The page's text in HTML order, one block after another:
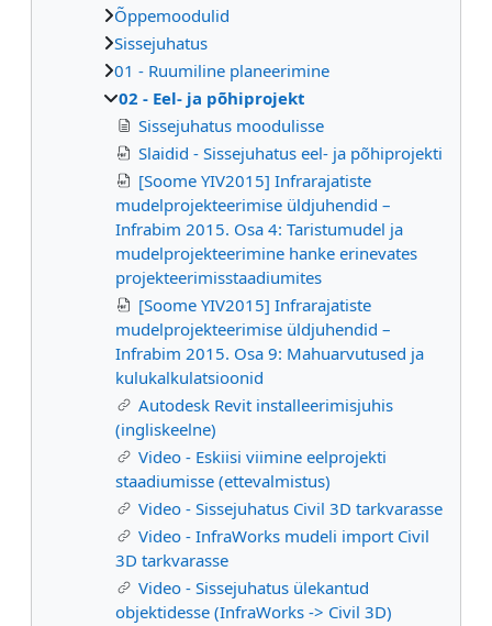
Õppemoodulid
Sissejuhatus
01 - Ruumiline planeerimine
02 - Eel- ja põhiprojekt
Sissejuhatus moodulisse
Slaidid - Sissejuhatus eel- ja põhiprojekti
[Soome YIV2015] Infrarajatiste
mudelprojekteerimise üldjuhendid –
Infrabim 2015. Osa 4: Taristumudel ja
mudelprojekteerimine hanke erinevates
projekteerimisstaadiumites
[Soome YIV2015] Infrarajatiste
mudelprojekteerimise üldjuhendid –
Infrabim 2015. Osa 9: Mahuarvutused ja
kulukalkulatsioonid
Autodesk Revit installeerimisjuhis
(ingliskeelne)
Video - Eskiisi viimine eelprojekti
staadiumisse (ettevalmistus)
Video - Sissejuhatus Civil 3D tarkvarasse
Video - InfraWorks mudeli import Civil
3D tarkvarasse
Video - Sissejuhatus ülekantud
objektidesse (InfraWorks -> Civil 3D)